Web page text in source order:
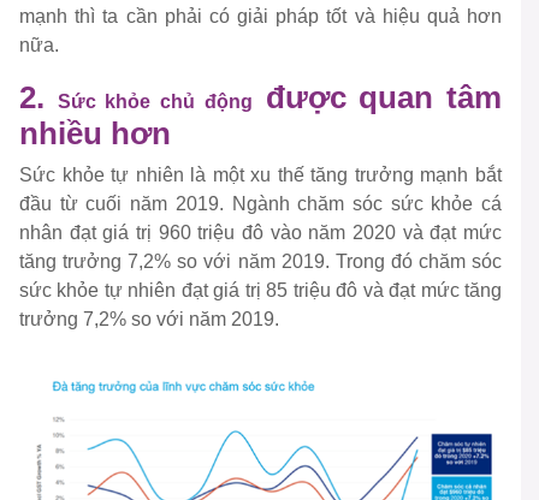
mạnh thì ta cần phải có giải pháp tốt và hiệu quả hơn
nữa.
2. Sức khỏe chủ động
được quan tâm
nhiều hơn
Sức khỏe tự nhiên là một xu thế tăng trưởng mạnh bắt
đầu từ cuối năm 2019. Ngành chăm sóc sức khỏe cá
nhân đạt giá trị 960 triệu đô vào năm 2020 và đạt mức
tăng trưởng 7,2% so với năm 2019. Trong đó chăm sóc
sức khỏe tự nhiên đạt giá trị 85 triệu đô và đạt mức tăng
trưởng 7,2% so với năm 2019.